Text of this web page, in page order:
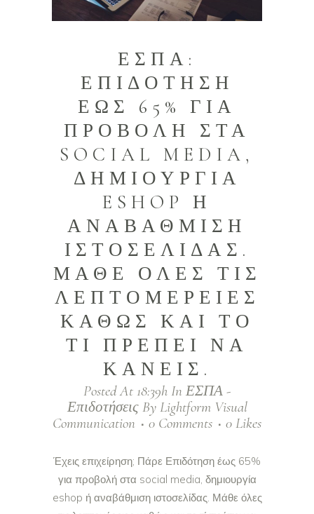
ΕΣΠΑ:
ΕΠΙΔΟΤΗΣΗ
ΕΩΣ 65% ΓΙΑ
ΠΡΟΒΟΛΗ ΣΤΑ
SOCIAL MEDIA,
ΔΗΜΙΟΥΡΓΙΑ
ESHOP Η
ΑΝΑΒΑΘΜΙΣΗ
ΙΣΤΟΣΕΛΙΔΑΣ.
ΜΑΘΕ ΟΛΕΣ ΤΙΣ
ΛΕΠΤΟΜΕΡΕΙΕΣ
ΚΑΘΩΣ ΚΑΙ ΤΟ
ΤΙ ΠΡΕΠΕΙ ΝΑ
ΚΑΝΕΙΣ.
Posted At 18:39h In ΕΣΠΑ -
Επιδοτήσεις By Lightform Visual
Communication
0 Comments 0 Likes
Έχεις επιχείρηση; Πάρε Επιδότηση έως 65%
για προβολή στα social media, δημιουργία
eshop ή αναβάθμιση ιστοσελίδας. Μάθε όλες